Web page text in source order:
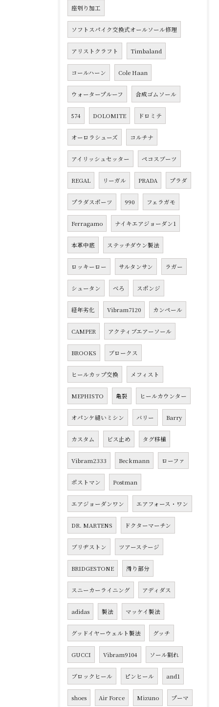
座刳り加工
ソフトスパイク交換式オールソール修理
アリストクラフト Timbaland
コールハーン Cole Haan
ウォータープルーフ 合成ゴムソール
574 DOLOMITE ドロミテ
オーロラシューズ コルチナ
アイリッシュセッター ペコスブーツ
REGAL リーガル PRADA プラダ
プラダスポーツ 990 フェラガモ
Ferragamo ナイキエアジョーダン1
本革中底 ステッチダウン製法
ロッキーロー サルタンサン ラガー
シュータン べろ スポンジ
経年劣化 Vibram7120 カンペール
CAMPER アクティブエアーソール
BROOKS ブロークス
ヒールカップ交換 メフィスト
MEPHISTO 亀裂 ヒールカウンター
オパンケ縫いミシン バリー Barry
カスタム ビス止め タグ移植
Vibram2333 Beckmann ローファ
ポストマン Postman
エアジョーダンワン エアフォース・ワン
DR. MARTENS ドクターマーチン
ブリヂストン ツアーステージ
BRIDGESTONE 滑り部分
スニーカーライニング アディダス
adidas 製法 マッケイ製法
グッドイヤーウェルト製法 グッチ
GUCCI Vibram9104 ソール割れ
ブロックヒール ピンヒール and1
shoes Air Force Mizuno プーマ